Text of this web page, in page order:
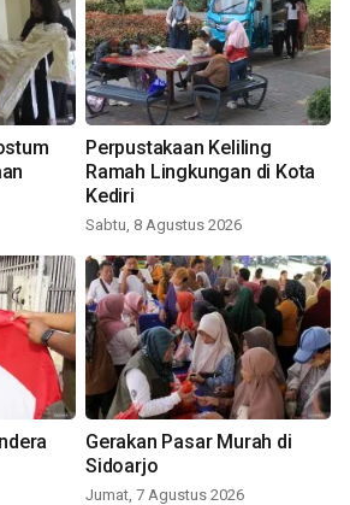
Perpustakaan Keliling
Ramah Lingkungan di Kota
Kediri
Sabtu, 8 Agustus 2026
Gerakan Pasar Murah di
Sidoarjo
Jumat, 7 Agustus 2026